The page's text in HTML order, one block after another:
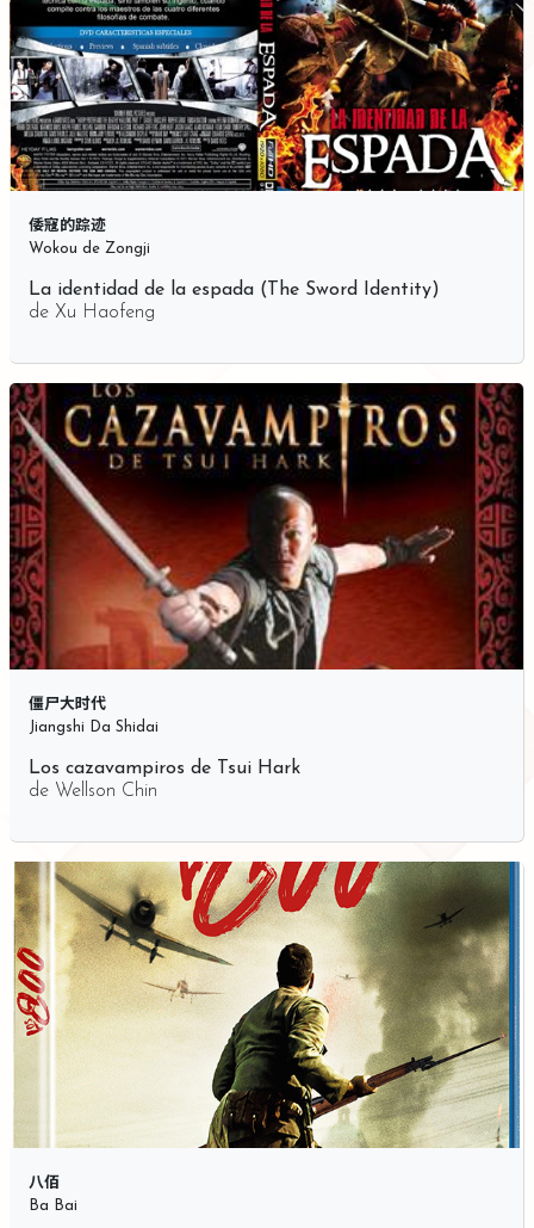
倭寇的踪迹
Wokou de Zongji
La identidad de la espada (The Sword Identity)
de Xu Haofeng
僵尸大时代
Jiangshi Da Shidai
Los cazavampiros de Tsui Hark
de Wellson Chin
八佰
Ba Bai